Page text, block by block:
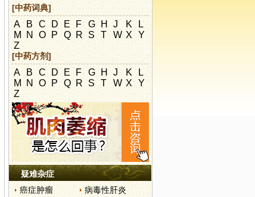
[中药词典]
A B C D E F G H J K
L
M N O P Q R S T W X
Y
Z
[中药方剂]
A B C D E F G H J K
L
M N O P Q R S T W X
Y
Z
疑难杂症
癌症肿瘤
病毒性肝炎